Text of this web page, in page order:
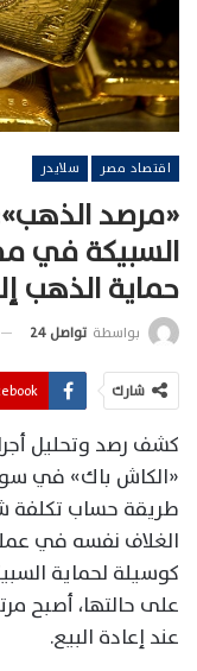
اقتصاد مصر سلايدر
«مرصد
السبيكة في
حماية الذهب
بواسطة تواصل 24
شارك
كشف رصد وتحليل
«الكاش باك» في
طريقة حساب تكلفة
الغلاف نفسه في
كوسيلة لحماية
على حالتها، أصبح
عند إعادة البيع.